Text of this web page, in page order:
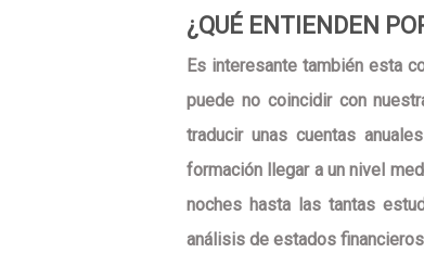
¿QUÉ ENTIENDEN
Es interesante también esta
puede no coincidir con
traducir unas cuentas
formación llegar a un nivel
noches hasta las tantas
análisis de estados